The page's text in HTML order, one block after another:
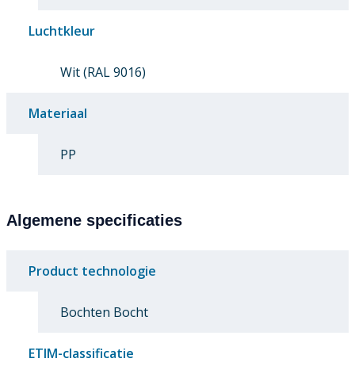
Luchtkleur
Wit (RAL 9016)
Materiaal
PP
Algemene specificaties
Product technologie
Bochten Bocht
ETIM-classificatie